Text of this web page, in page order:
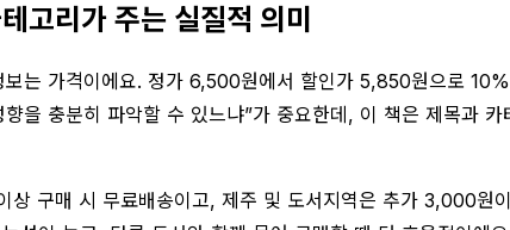
고리가 주는 실질적 의미
는 가격이에요. 정가 6,500원에서 할인가 5,850원으로
을 충분히 파악할 수 있느냐”가 중요한데, 이 책은 제목과
구매 시 무료배송이고, 제주 및 도서지역은 추가 3,000